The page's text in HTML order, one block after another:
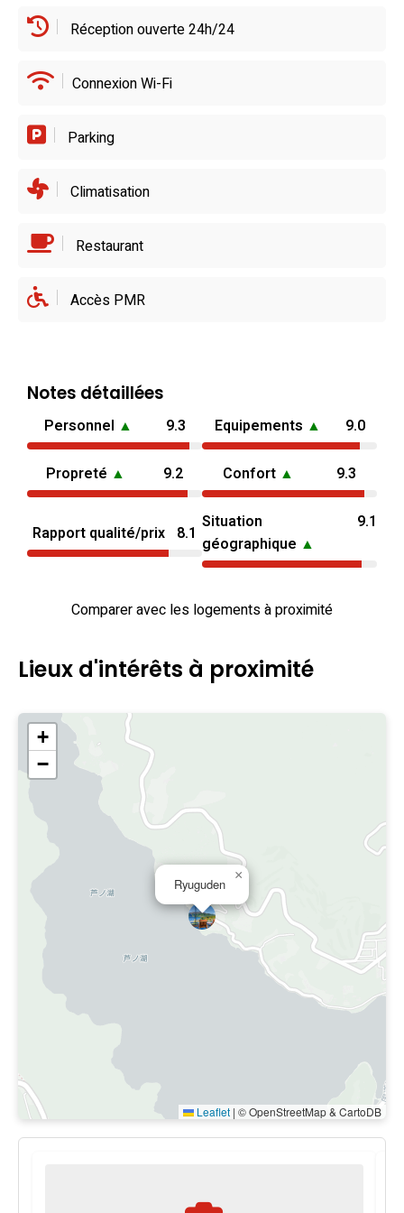
Réception ouverte 24h/24
Connexion Wi-Fi
Parking
Climatisation
Restaurant
Accès PMR
Notes détaillées
Personnel ▲ 9.3 Equipements ▲ 9.0
Propreté ▲ 9.2 Confort ▲ 9.3
Rapport qualité/prix 8.1
Situation
géographique ▲
9.1
Comparer avec les logements à proximité
Lieux d'intérêts à proximité
Ryuguden
×
+
−
Leaflet | © OpenStreetMap & CartoDB